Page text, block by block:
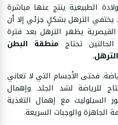
الطبيعية ينتج عنها مباشرة
يختفي الترهل بشكلٍ جزئي إلا أن
يظهر الترهل بعد فترة
تحتاج منطقة البطن
فحتى الأجسام التي لا تعاني
للرياضة لشد الجلد. وإهمال
السيلوليت مع إهمال التغذية
الجاهزة والوجبات السريعة.